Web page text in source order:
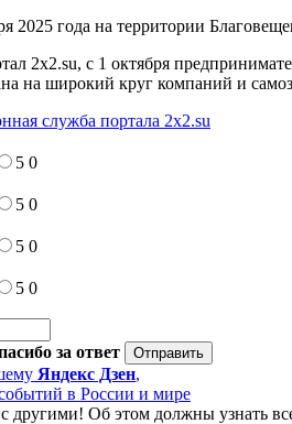
2025 года на территории
2х2.su, с 1 октября
на широкий круг компаний и
служба портала 2x2.su
5 0
5 0
5 0
5 0
за ответ
Яндекс Дзен,
в России и мире
другими! Об этом должны узнать